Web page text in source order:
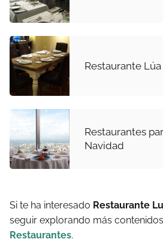
Restaurante Lúa
Restaurantes
Navidad
Si te ha interesado Restaurante
seguir explorando más
Restaurantes.